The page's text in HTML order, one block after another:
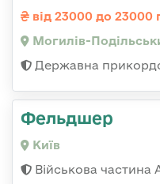
від 23000 до 23000
Могилів-
Державна
Фельдшер
Київ
Військова частина